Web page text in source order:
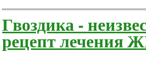
Гвоздика -
рецепт лечения